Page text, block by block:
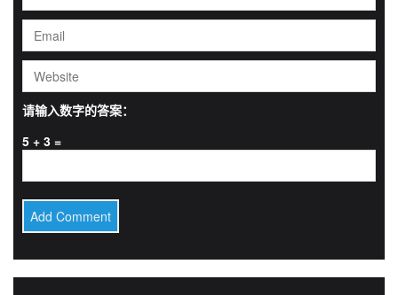
请输入数字的答案：
5 + 3 =